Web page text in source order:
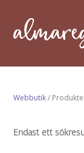
Webbutik/
Endast ett